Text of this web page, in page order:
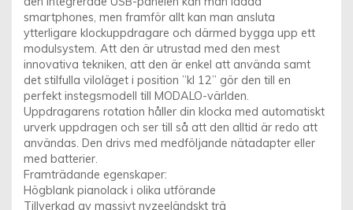
smartphones, men framför allt kan man ansluta
ytterligare klockuppdragare och därmed bygga upp ett
modulsystem. Att den är utrustad med den mest
innovativa tekniken, att den är enkel att använda samt
det stilfulla viloläget i position ”kl 12” gör den till en
perfekt instegsmodell till MODALO-världen.
Uppdragarens rotation håller din klocka med automatiskt
urverk uppdragen och ser till så att den alltid är redo att
användas. Den drivs med medföljande nätadapter eller
med batterier.
Framträdande egenskaper:
Högblank pianolack i olika utförande
Tillverkad av massivt nyzeeländskt trä